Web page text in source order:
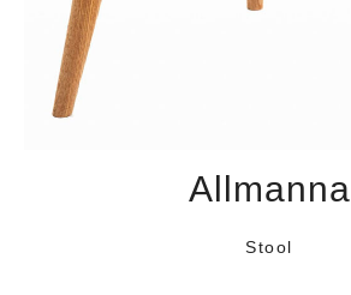
Allmanna
Stool